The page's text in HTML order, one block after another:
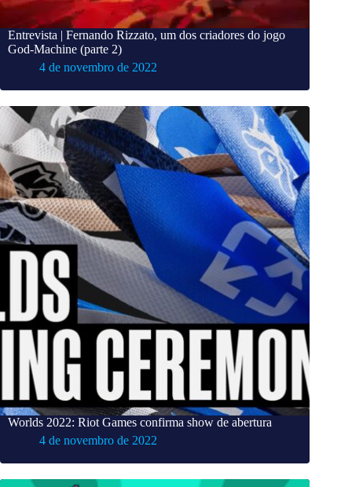
Entrevista | Fernando Rizzato, um dos criadores do jogo
God-Machine (parte 2)
4 de novembro de 2022
Worlds 2022: Riot Games confirma show de abertura
4 de novembro de 2022